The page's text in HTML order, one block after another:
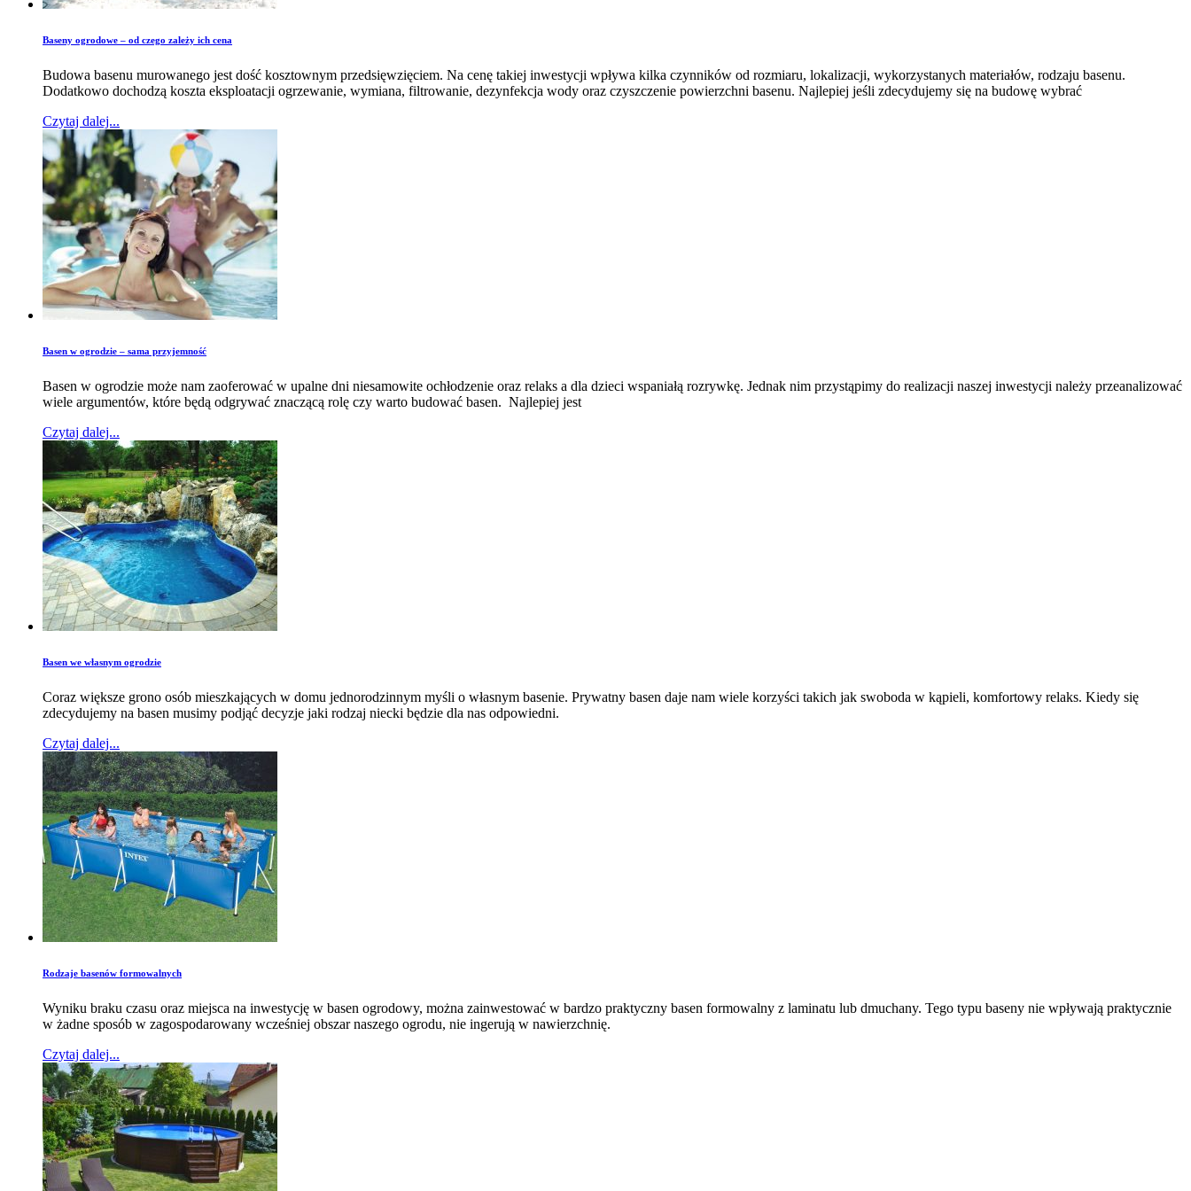
Baseny ogrodowe – od czego zależy ich cena
Budowa basenu murowanego jest dość kosztownym przedsięwzięciem. Na cenę takiej inwestycji wpływa kilka czynników od rozmiaru, lokalizacji, wykorzystanych materiałów, rodzaju basenu.
Dodatkowo dochodzą koszta eksploatacji ogrzewanie, wymiana, filtrowanie, dezynfekcja wody oraz czyszczenie powierzchni basenu. Najlepiej jeśli zdecydujemy się na budowę wybrać
Czytaj dalej...
Basen w ogrodzie – sama przyjemność
Basen w ogrodzie może nam zaoferować w upalne dni niesamowite ochłodzenie oraz relaks a dla dzieci wspaniałą rozrywkę. Jednak nim przystąpimy do realizacji naszej inwestycji należy przeanalizować
wiele argumentów, które będą odgrywać znaczącą rolę czy warto budować basen. Najlepiej jest
Czytaj dalej...
Basen we własnym ogrodzie
Coraz większe grono osób mieszkających w domu jednorodzinnym myśli o własnym basenie. Prywatny basen daje nam wiele korzyści takich jak swoboda w kąpieli, komfortowy relaks. Kiedy się
zdecydujemy na basen musimy podjąć decyzje jaki rodzaj niecki będzie dla nas odpowiedni.
Czytaj dalej...
Rodzaje basenów formowalnych
Wyniku braku czasu oraz miejsca na inwestycję w basen ogrodowy, można zainwestować w bardzo praktyczny basen formowalny z laminatu lub dmuchany. Tego typu baseny nie wpływają praktycznie
w żadne sposób w zagospodarowany wcześniej obszar naszego ogrodu, nie ingerują w nawierzchnię.
Czytaj dalej...